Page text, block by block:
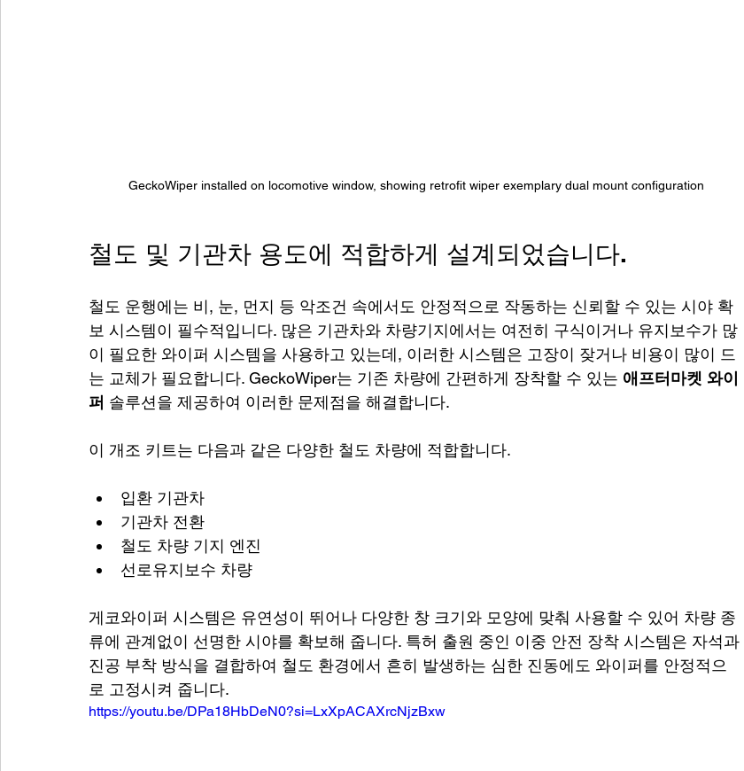
GeckoWiper installed on locomotive window, showing retrofit wiper exemplary dual mount configuration
철도 및 기관차 용도에 적합하게 설계되었습니다.
철도 운행에는 비, 눈, 먼지 등 악조건 속에서도 안정적으로 작동하는 신뢰할 수 있는 시야 확
보 시스템이 필수적입니다. 많은 기관차와 차량기지에서는 여전히 구식이거나 유지보수가 많
이 필요한 와이퍼 시스템을 사용하고 있는데, 이러한 시스템은 고장이 잦거나 비용이 많이 드
는 교체가 필요합니다. GeckoWiper는 기존 차량에 간편하게 장착할 수 있는 애프터마켓 와이
퍼 솔루션을 제공하여 이러한 문제점을 해결합니다.
이 개조 키트는 다음과 같은 다양한 철도 차량에 적합합니다.
입환 기관차
기관차 전환
철도 차량 기지 엔진
선로유지보수 차량
게코와이퍼 시스템은 유연성이 뛰어나 다양한 창 크기와 모양에 맞춰 사용할 수 있어 차량 종
류에 관계없이 선명한 시야를 확보해 줍니다. 특허 출원 중인 이중 안전 장착 시스템은 자석과
진공 부착 방식을 결합하여 철도 환경에서 흔히 발생하는 심한 진동에도 와이퍼를 안정적으
로 고정시켜 줍니다.
https://youtu.be/DPa18HbDeN0?si=LxXpACAXrcNjzBxw